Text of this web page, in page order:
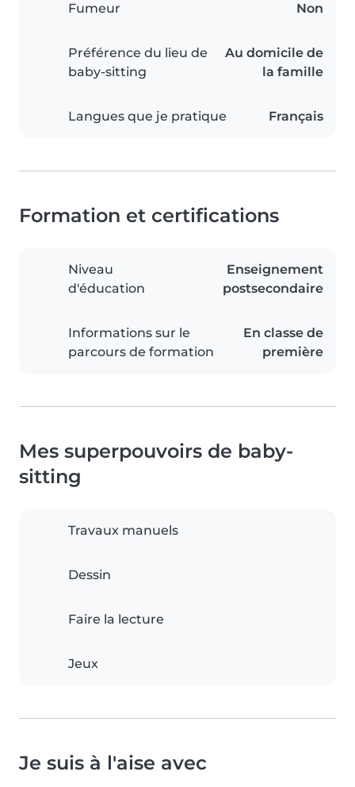
Fumeur Non
Préférence du lieu de
baby-sitting
Au domicile de
la famille
Langues que je pratique Français
Formation et certifications
Niveau
d'éducation
Enseignement
postsecondaire
Informations sur le
parcours de formation
En classe de
première
Mes superpouvoirs de baby-
sitting
Travaux manuels
Dessin
Faire la lecture
Jeux
Je suis à l'aise avec